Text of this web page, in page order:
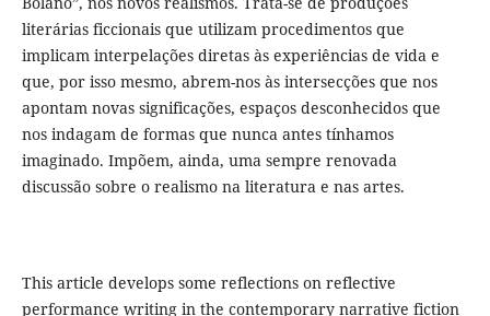
literárias ficcionais que utilizam procedimentos que
implicam interpelações diretas às experiências de vida e
que, por isso mesmo, abrem-nos às intersecções que nos
apontam novas significações, espaços desconhecidos que
nos indagam de formas que nunca antes tínhamos
imaginado. Impõem, ainda, uma sempre renovada
discussão sobre o realismo na literatura e nas artes.
This article develops some reflections on reflective
performance writing in the contemporary narrative fiction